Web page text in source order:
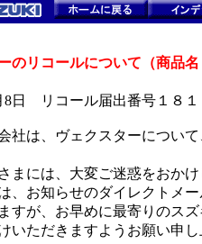
のリコールについて（商品
8日 リコール届出番号１８１
社は、ヴェクスターについ
まには、大変ご迷惑をおか
、お知らせのダイレクトメ
すが、お早めに最寄りのス
いただきますようお願い申し